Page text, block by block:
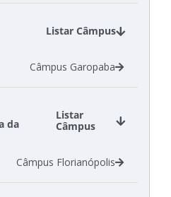
Listar Câmpus
Câmpus Garopaba
da
Listar
Câmpus
Câmpus Florianópolis